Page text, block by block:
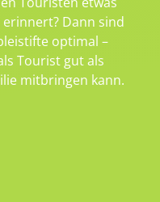
Dann sind
optimal –
Tourist gut als
mitbringen kann.